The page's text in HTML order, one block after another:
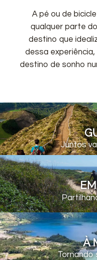
A pé ou de
qualquer parte
destino que
dessa
destino de sonho
Juntos
À
Tornando